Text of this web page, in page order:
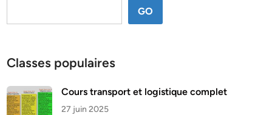
GO
Classes populaires
Cours transport et logistique complet
27 juin 2025